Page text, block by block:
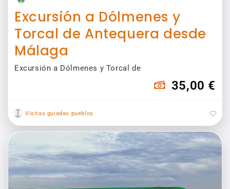
Excursión a Dólmenes y
Torcal de Antequera desde
Málaga
Excursión a Dólmenes y Torcal de
35,00 €
Visitas guiadas pueblos